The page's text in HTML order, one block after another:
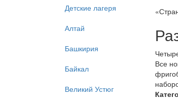
Детские лагеря
Алтай
Башкирия
Байкал
Великий Устюг
Все